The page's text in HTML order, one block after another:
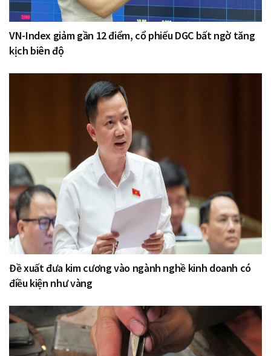
VN-Index giảm gần 12 điểm, cổ phiếu DGC bất ngờ tăng
kịch biên độ
Đề xuất đưa kim cương vào ngành nghề kinh doanh có
điều kiện như vàng